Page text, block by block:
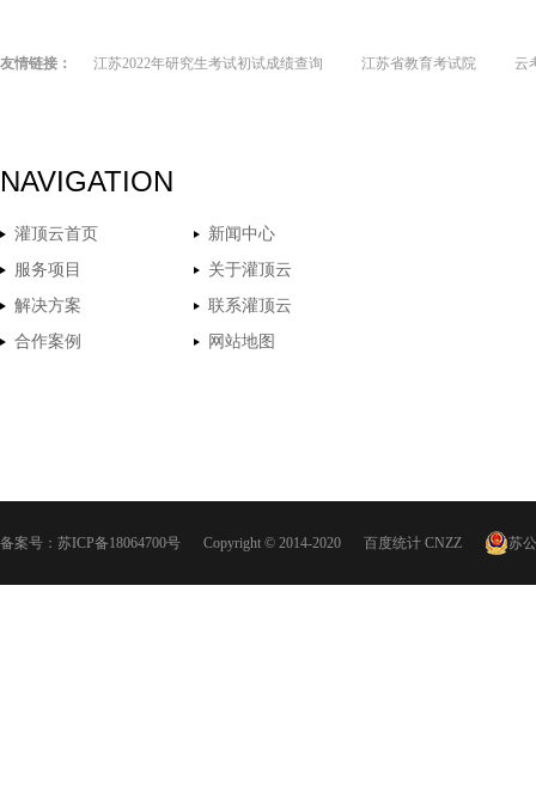
友情链接： 江苏2022年研究生考试初试成绩查询 江苏省教育考试院 云
NAVIGATION
灌顶云首页
新闻中心
服务项目
关于灌顶云
解决方案
联系灌顶云
合作案例
网站地图
备案号： 苏ICP备18064700号 Copyright © 2014-2020 百度统计 CNZZ 苏